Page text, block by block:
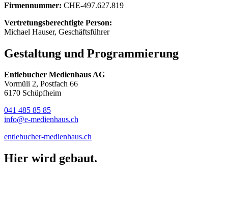
Firmennummer: CHE-497.627.819
Vertretungsberechtigte Person:
Michael Hauser, Geschäftsführer
Gestaltung und Programmierung
Entlebucher Medienhaus AG
Vormüli 2, Postfach 66
6170 Schüpfheim
041 485 85 85
info@e-medienhaus.ch
entlebucher-medienhaus.ch
Hier wird gebaut.